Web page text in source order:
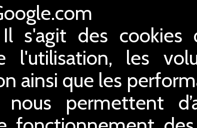
s'agit des cookies
l'utilisation, les
ainsi que les
permettent